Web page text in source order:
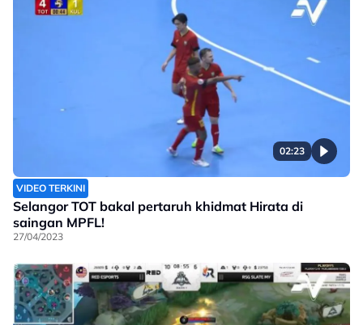
02:23
VIDEO TERKINI
Selangor TOT bakal pertaruh khidmat Hirata di
saingan MPFL!
27/04/2023